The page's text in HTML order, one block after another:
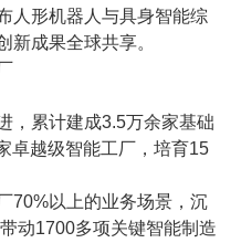
人形机器人与具身智能综
新成果全球共享。
， 累计建成3.5万余家基础
卓越级智能工厂，培育15
70%以上的业务场景，沉
带动1700多项关键智能制造